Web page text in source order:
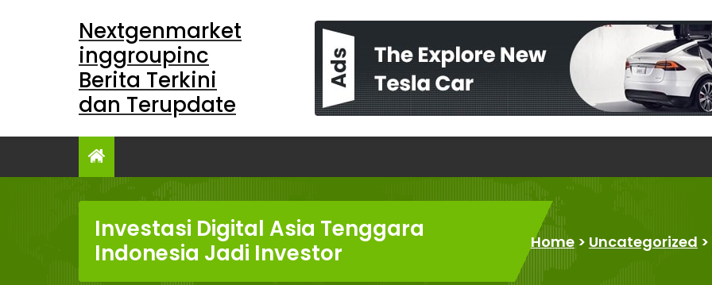
Nextgenmarket
inggroupinc
Berita Terkini
dan Terupdate
Investasi Digital Asia Tenggara
Indonesia Jadi Investor
Home> Uncategorized >